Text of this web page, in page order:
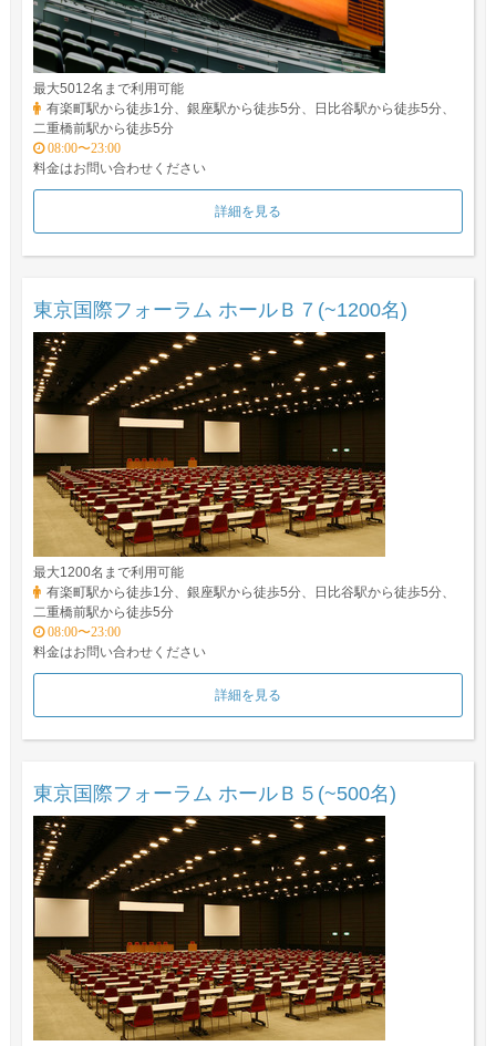
最大5012名まで利用可能
有楽町駅から徒歩1分、銀座駅から徒歩5分、日比谷駅から徒歩5分、
二重橋前駅から徒歩5分
08:00〜23:00
料金はお問い合わせください
詳細を見る
東京国際フォーラム ホールＢ７(~1200名)
最大1200名まで利用可能
有楽町駅から徒歩1分、銀座駅から徒歩5分、日比谷駅から徒歩5分、
二重橋前駅から徒歩5分
08:00〜23:00
料金はお問い合わせください
詳細を見る
東京国際フォーラム ホールＢ５(~500名)